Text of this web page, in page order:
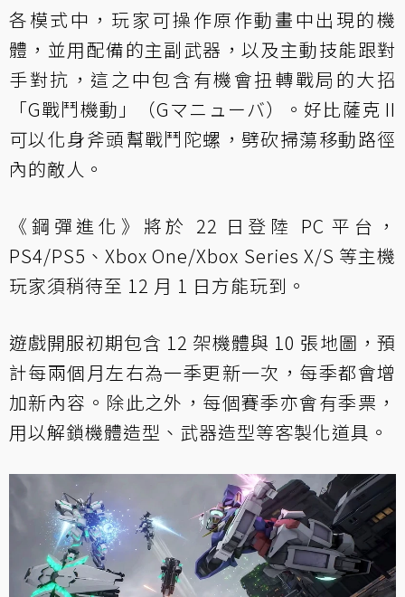
各模式中，玩家可操作原作動畫中出現的機
體，並用配備的主副武器，以及主動技能跟對
手對抗，這之中包含有機會扭轉戰局的大招
「G戰鬥機動」（Gマニューバ）。好比薩克 II
可以化身斧頭幫戰鬥陀螺，劈砍掃蕩移動路徑
內的敵人。
《鋼彈進化》將於 22 日登陸 PC 平台，
PS4/PS5、Xbox One/Xbox Series X/S 等主機
玩家須稍待至 12 月 1 日方能玩到。
遊戲開服初期包含 12 架機體與 10 張地圖，預
計每兩個月左右為一季更新一次，每季都會增
加新內容。除此之外，每個賽季亦會有季票，
用以解鎖機體造型、武器造型等客製化道具。